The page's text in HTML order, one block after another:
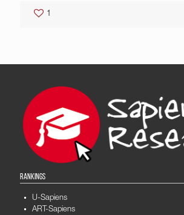
1
RANKINGS
U-Sapiens
ART-Sapiens